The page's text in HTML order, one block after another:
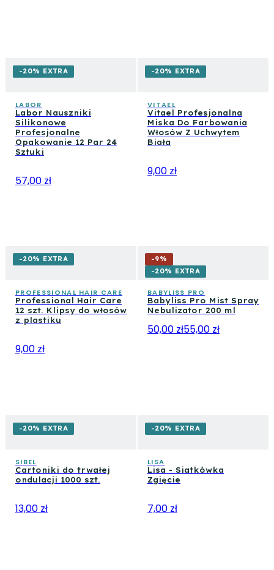
-20% EXTRA
LABOR
Labor Nauszniki
Silikonowe
Profesjonalne
Opakowanie 12 Par 24
Sztuki
57,00 zł
-20% EXTRA
VITAEL
Vitael Profesjonalna
Miska Do Farbowania
Włosów Z Uchwytem
Biała
9,00 zł
-20% EXTRA
PROFESSIONAL HAIR CARE
Professional Hair Care
12 szt. Klipsy do włosów
z plastiku
9,00 zł
-9%
-20% EXTRA
BABYLISS PRO
Babyliss Pro Mist Spray
Nebulizator 200 ml
50,00 zł55,00 zł
-20% EXTRA
SIBEL
Cartoniki do trwałej
ondulacji 1000 szt.
13,00 zł
-20% EXTRA
LISA
Lisa - Siatkówka
Zgięcie
7,00 zł